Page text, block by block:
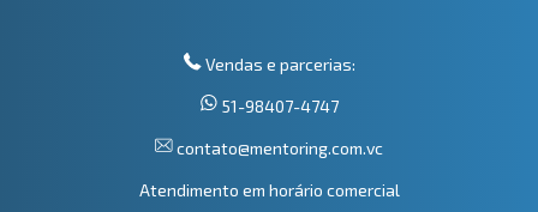
Vendas e parcerias:
51-98407-4747
contato@mentoring.com.vc
Atendimento em horário comercial